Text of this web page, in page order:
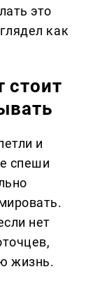
это
как
стоит
и
спеши
нет
жизнь.